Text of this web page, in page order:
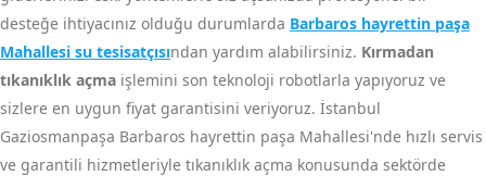
desteğe ihtiyacınız olduğu durumlarda Barbaros hayrettin paşa
Mahallesi su tesisatçısından yardım alabilirsiniz. Kırmadan
tıkanıklık açma işlemini son teknoloji robotlarla yapıyoruz ve
sizlere en uygun fiyat garantisini veriyoruz. İstanbul
Gaziosmanpaşa Barbaros hayrettin paşa Mahallesi'nde hızlı servis
ve garantili hizmetleriyle tıkanıklık açma konusunda sektörde